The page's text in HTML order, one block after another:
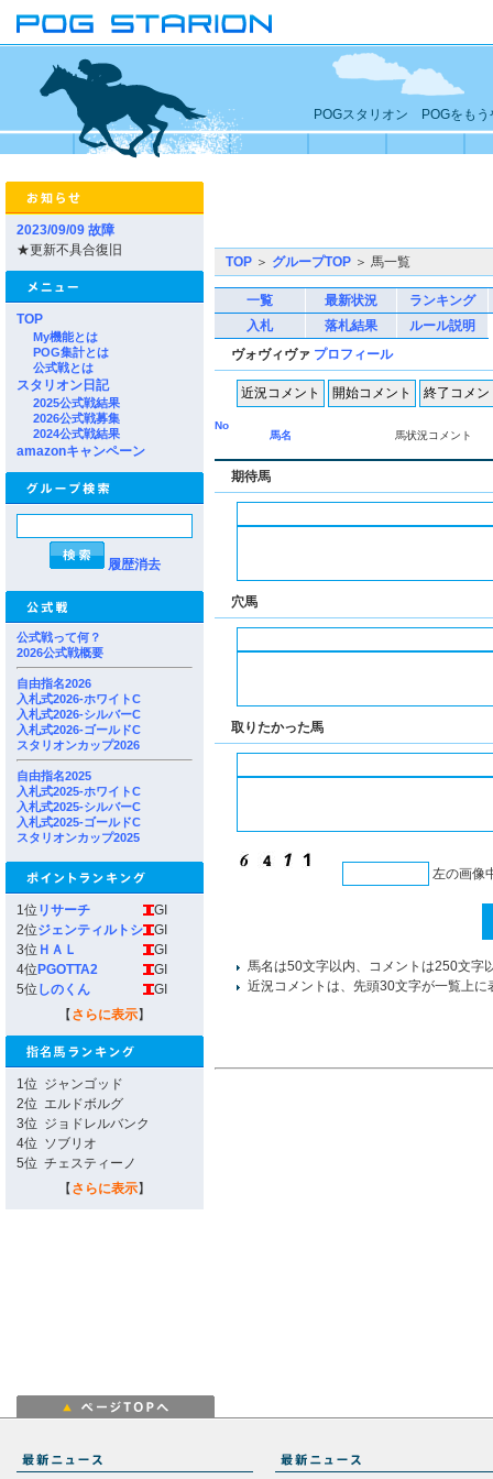
POGスタリオン POGをもう
2023/09/09 故障
★更新不具合復旧
TOP
My機能とは
POG集計とは
公式戦とは
スタリオン日記
2025公式戦結果
2026公式戦募集
2024公式戦結果
amazonキャンペーン
履歴消去
公式戦って何？
2026公式戦概要
自由指名2026
入札式2026-ホワイトC
入札式2026-シルバーC
入札式2026-ゴールドC
スタリオンカップ2026
自由指名2025
入札式2025-ホワイトC
入札式2025-シルバーC
入札式2025-ゴールドC
スタリオンカップ2025
1位 リサーチ
GI
2位ジェンティルトシ
GI
3位 ＨＡＬ
GI
4位 PGOTTA2
GI
5位 しのくん
GI
【 さらに表示】
1位 ジャンゴッド
2位 エルドボルグ
3位 ジョドレルバンク
4位 ソブリオ
5位 チェスティーノ
【 さらに表示】
TOP ＞ グループTOP ＞ 馬一覧
一覧 最新状況
ランキング
入札
落札結果
ルール説明
ヴォヴィヴァ プロフィール
No
馬名
馬状況コメント
期待馬
穴馬
取りたかった馬
左の画像
馬名は50文字以内、コメントは250文字
近況コメントは、先頭30文字が一覧上に